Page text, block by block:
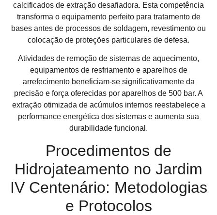
calcificados de extração desafiadora. Esta competência
transforma o equipamento perfeito para tratamento de
bases antes de processos de soldagem, revestimento ou
colocação de proteções particulares de defesa.
Atividades de remoção de sistemas de aquecimento,
equipamentos de resfriamento e aparelhos de
arrefecimento beneficiam-se significativamente da
precisão e força oferecidas por aparelhos de 500 bar. A
extração otimizada de acúmulos internos reestabelece a
performance energética dos sistemas e aumenta sua
durabilidade funcional.
Procedimentos de
Hidrojateamento no Jardim
IV Centenário: Metodologias
e Protocolos